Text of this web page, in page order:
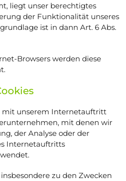
liegt unser berechtigtes
der Funktionalität unseres
ist in dann Art. 6 Abs.
Browsers werden diese
mit unserem Internetauftritt
mit denen wir
der Analyse oder der
Internetauftritts
zu den Zwecken